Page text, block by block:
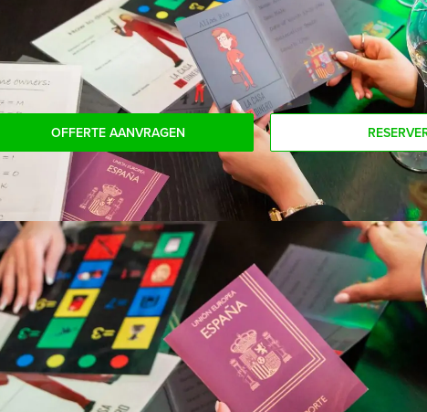
jullie niet aan het minimale aantal deelnemers voor dit
voor het minimale aantal te betalen, kan je ook gewoon voor
OFFERTE AANVRAGEN
Vanaf€
is een heerlijke combinatie van een muzikale kennisquiz en
of ...